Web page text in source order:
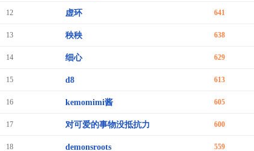
12 虚环 641
13 秧秧 638
14 细心 629
15 d8 613
16 kemomimi酱 605
17 对可爱的事物没抵抗力 600
18 demonsroots 559